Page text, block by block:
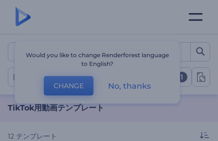
TikTok用動画テンプレート
Tiktok動画 1
TikTok用動画テンプレート
12 テンプレート
Would you like to change Renderforest language
to English?
CHANGE No, thanks